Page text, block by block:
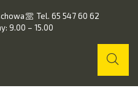
Tel. 65 547 60 62
9.00 – 15.00